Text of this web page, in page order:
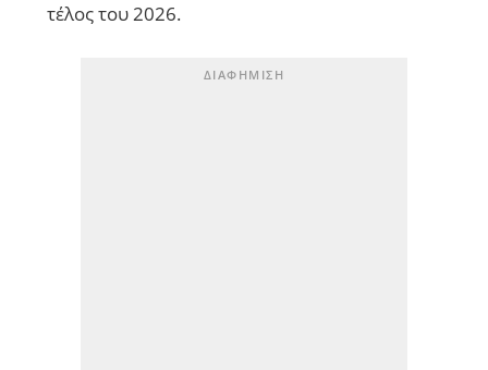
τέλος του 2026.